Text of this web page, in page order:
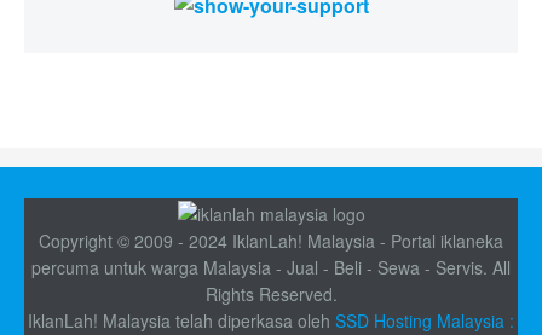
Copyright © 2009 - 2024 IklanLah! Malaysia - Portal iklaneka
percuma untuk warga Malaysia - Jual - Beli - Sewa - Servis. All
Rights Reserved.
IklanLah! Malaysia telah diperkasa oleh SSD Hosting Malaysia :